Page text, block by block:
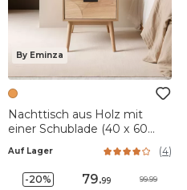
By Eminza
Nachttisch aus Holz mit
einer Schublade (40 x 60
Auf Lager (4)
-20% 79.99 99.99